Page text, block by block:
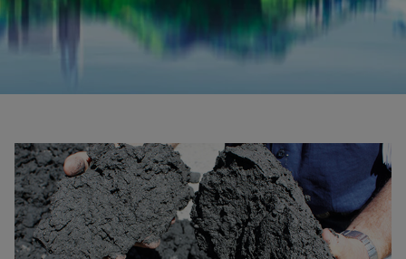
Tailings
de alta capacidad que eliminan el riesgo de las presas mineras.